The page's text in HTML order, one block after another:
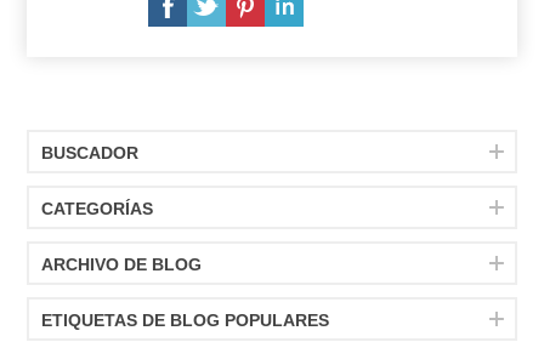
BUSCADOR
CATEGORÍAS
ARCHIVO DE BLOG
ETIQUETAS DE BLOG POPULARES